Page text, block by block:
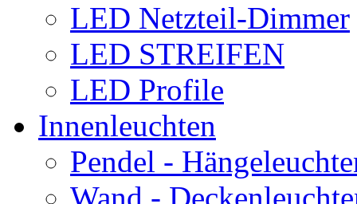
LED Netzteil-Dimmer
LED STREIFEN
LED Profile
Innenleuchten
Pendel -